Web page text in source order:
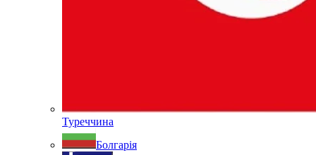
Туреччина
Болгарія